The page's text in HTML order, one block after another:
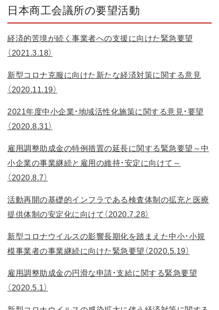
日本商工会議所の要望活動
経済的苦境が続く事業者への支援に向けた緊急要望
（2021.3.18）
新型コロナ克服に向けた新たな経済対策に関する意見
（2020.11.19）
2021年度中小企業・地域活性化施策に関する意見・要望
（2020.8.31）
雇用調整助成金の特例措置の延長に関する緊急要望～中
小企業の事業継続と雇用の維持・安定に向けて～
（2020.8.7）
活動再開の基礎的インフラである検査体制の拡充と医療
提供体制の安定化に向けて（2020.7.28）
新型コロナウイルスの影響長期化を踏まえた中小・小規
模事業者の事業継続に向けた緊急要望（2020.5.19）
雇用調整助成金の円滑な申請・支給に関する緊急要望
（2020.5.1）